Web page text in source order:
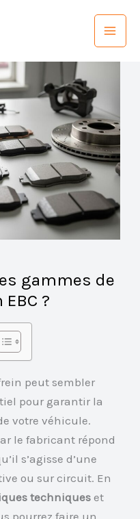
gammes de
?
peut sembler
pour garantir la
votre véhicule.
le fabricant répond
s’agisse d’une
ou sur circuit. En
techniques et
pourrez faire un